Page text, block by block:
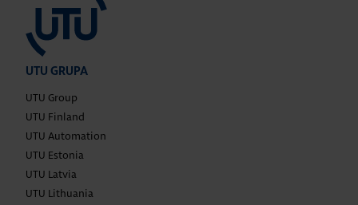
UTU GRUPA
UTU Group
UTU Finland
UTU Automation
UTU Estonia
UTU Latvia
UTU Lithuania